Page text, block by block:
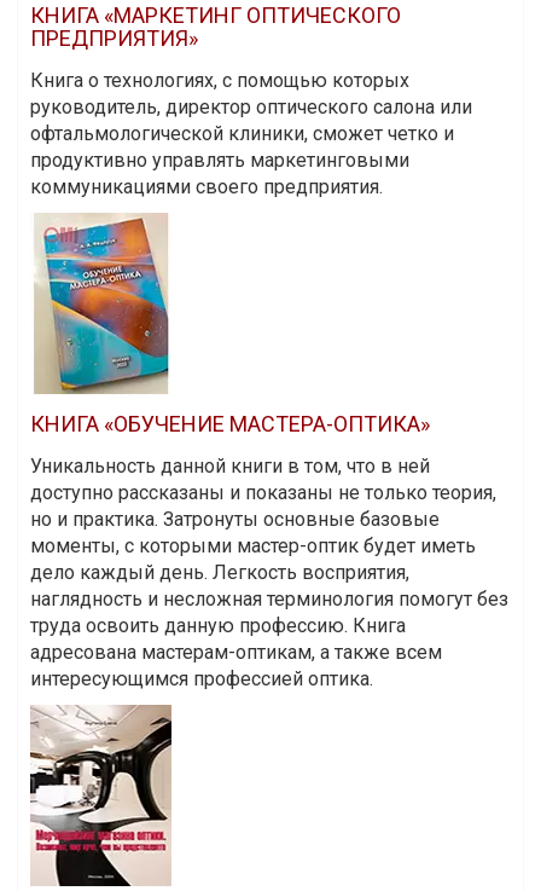
КНИГА «МАРКЕТИНГ ОПТИЧЕСКОГО
ПРЕДПРИЯТИЯ»
Книга о технологиях, с помощью которых
руководитель, директор оптического салона или
офтальмологической клиники, сможет четко и
продуктивно управлять маркетинговыми
коммуникациями своего предприятия.
КНИГА «ОБУЧЕНИЕ МАСТЕРА-ОПТИКА»
Уникальность данной книги в том, что в ней
доступно рассказаны и показаны не только теория,
но и практика. Затронуты основные базовые
моменты, с которыми мастер-оптик будет иметь
дело каждый день. Легкость восприятия,
наглядность и несложная терминология помогут без
труда освоить данную профессию. Книга
адресована мастерам-оптикам, а также всем
интересующимся профессией оптика.